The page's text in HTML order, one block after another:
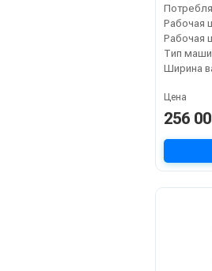
Рабочая
Тип
Цена
256